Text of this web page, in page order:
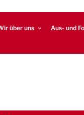
über uns Aus- und